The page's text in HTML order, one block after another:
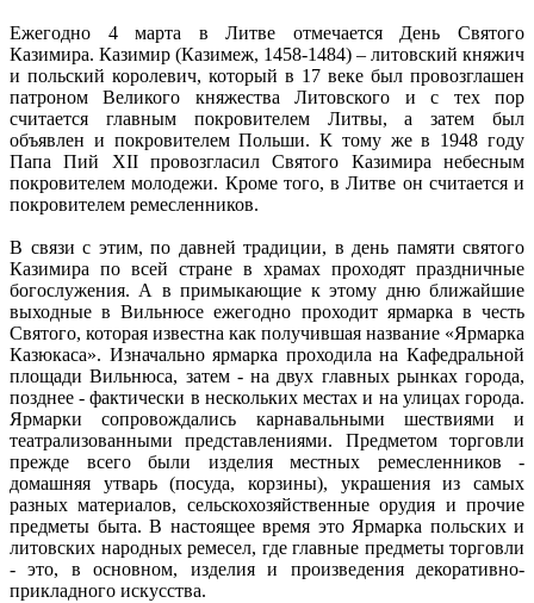
Ежегодно 4 марта в Литве отмечается День Святого
Казимира. Казимир (Казимеж, 1458-1484) – литовский княжич
и польский королевич, который в 17 веке был провозглашен
патроном Великого княжества Литовского и с тех пор
считается главным покровителем Литвы, а затем был
объявлен и покровителем Польши. К тому же в 1948 году
Папа Пий XII провозгласил Святого Казимира небесным
покровителем молодежи. Кроме того, в Литве он считается и
покровителем ремесленников.
В связи с этим, по давней традиции, в день памяти святого
Казимира по всей стране в храмах проходят праздничные
богослужения. А в примыкающие к этому дню ближайшие
выходные в Вильнюсе ежегодно проходит ярмарка в честь
Святого, которая известна как получившая название «Ярмарка
Казюкаса». Изначально ярмарка проходила на Кафедральной
площади Вильнюса, затем - на двух главных рынках города,
позднее - фактически в нескольких местах и на улицах города.
Ярмарки сопровождались карнавальными шествиями и
театрализованными представлениями. Предметом торговли
прежде всего были изделия местных ремесленников -
домашняя утварь (посуда, корзины), украшения из самых
разных материалов, сельскохозяйственные орудия и прочие
предметы быта. В настоящее время это Ярмарка польских и
литовских народных ремесел, где главные предметы торговли
- это, в основном, изделия и произведения декоративно-
прикладного искусства.